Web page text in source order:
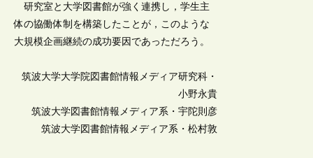
研究室と大学図書館が強く連携し，学生主
体の協働体制を構築したことが，このような
大規模企画継続の成功要因であっただろう。
筑波大学大学院図書館情報メディア研究科・
小野永貴
筑波大学図書館情報メディア系・宇陀則彦
筑波大学図書館情報メディア系・松村敦